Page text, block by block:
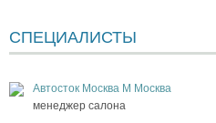
СПЕЦИАЛИСТЫ
Автосток Москва М Москва
менеджер салона